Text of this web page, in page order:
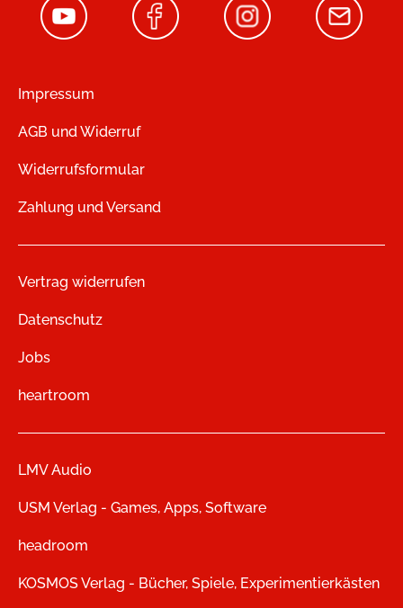
Impressum
AGB und Widerruf
Widerrufsformular
Zahlung und Versand
Vertrag widerrufen
Datenschutz
Jobs
heartroom
LMV Audio
USM Verlag - Games, Apps, Software
headroom
KOSMOS Verlag - Bücher, Spiele, Experimentierkästen